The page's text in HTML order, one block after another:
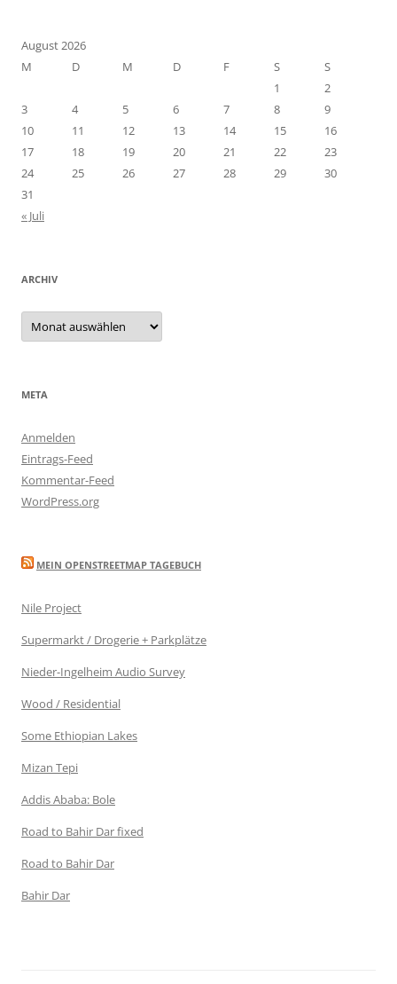
August 2026
M
D M D F S
S
1
2
3
4 5 6 7 8
9
10
11 12 13 14 15
16
17
18 19 20 21 22
23
24
25 26 27 28 29
30
31
« Juli
ARCHIV
Archiv
META
Anmelden
Eintrags-Feed
Kommentar-Feed
WordPress.org
MEIN OPENSTREETMAP TAGEBUCH
Nile Project
Supermarkt / Drogerie + Parkplätze
Nieder-Ingelheim Audio Survey
Wood / Residential
Some Ethiopian Lakes
Mizan Tepi
Addis Ababa: Bole
Road to Bahir Dar fixed
Road to Bahir Dar
Bahir Dar